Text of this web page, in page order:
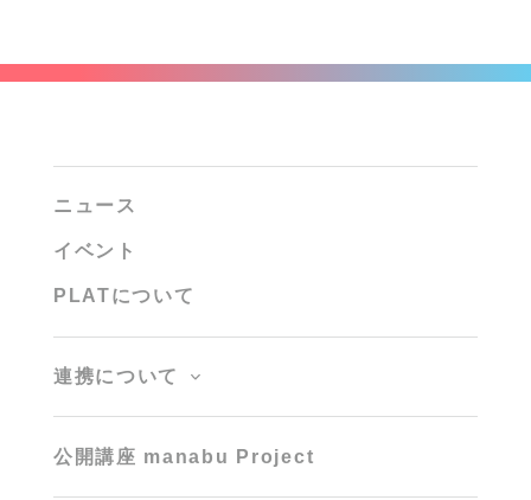
ニュース
イベント
PLATについて
連携について
公開講座 manabu Project